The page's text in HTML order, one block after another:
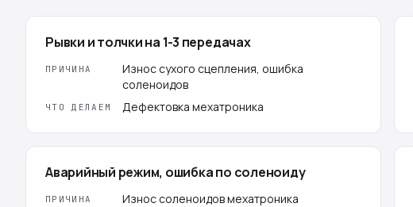
Рывки и толчки на 1-3 передачах
ПРИЧИНА
Износ сухого сцепления, ошибка
соленоидов
ЧТО ДЕЛАЕМ Дефектовка мехатроника
Аварийный режим, ошибка по соленоиду
ПРИЧИНА Износ соленоидов мехатроника